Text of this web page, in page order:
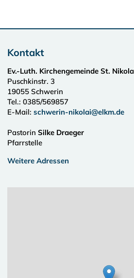
Kontakt
Ev.-Luth. Kirchengemeinde St.
Puschkinstr. 3
19055 Schwerin
Tel.: 0385/569857
E-Mail: schwerin-nikolai@elkm.de
Pastorin Silke Draeger
Pfarrstelle
Weitere Adressen